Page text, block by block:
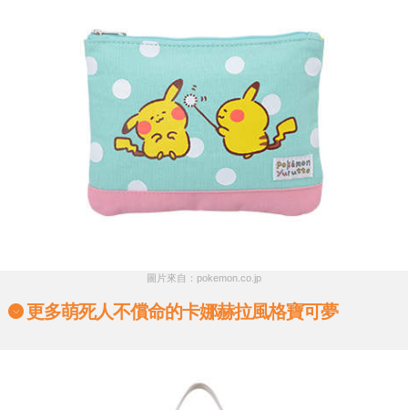
圖片來自：pokemon.co.jp
更多萌死人不償命的卡娜赫拉風格寶可夢